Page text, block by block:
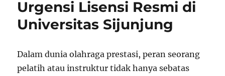
Urgensi Lisensi Resmi di
Universitas Sijunjung
Dalam dunia olahraga prestasi, peran seorang
pelatih atau instruktur tidak hanya sebatas